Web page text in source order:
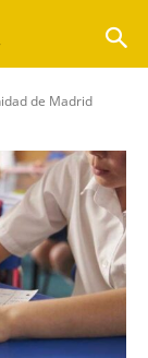
de Madrid